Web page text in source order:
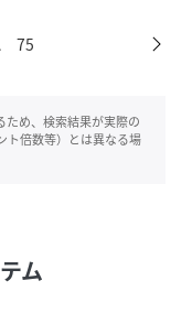
75
め、検索結果が実際の
ト倍数等）とは異なる場
ム